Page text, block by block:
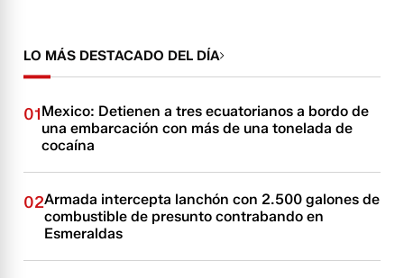
LO MÁS DESTACADO DEL DÍA
01Mexico: Detienen a tres ecuatorianos a bordo de
una embarcación con más de una tonelada de
cocaína
02Armada intercepta lanchón con 2.500 galones de
combustible de presunto contrabando en
Esmeraldas